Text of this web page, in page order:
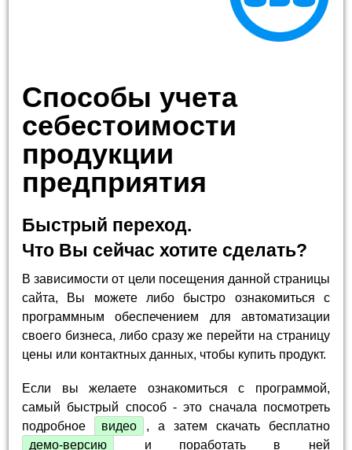
Способы учета
себестоимости
продукции
предприятия
Быстрый переход.
Что Вы сейчас хотите сделать?
В зависимости от цели посещения данной страницы
сайта, Вы можете либо быстро ознакомиться с
программным обеспечением для автоматизации
своего бизнеса, либо сразу же перейти на страницу
цены или контактных данных, чтобы купить продукт.
Если вы желаете ознакомиться с программой,
самый быстрый способ - это сначала посмотреть
подробное
видео
, а затем скачать бесплатно
демо-версию
и поработать в ней